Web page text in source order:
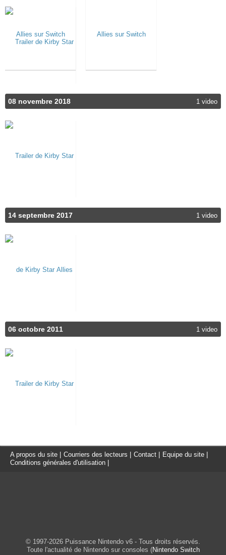
08 novembre 2018 1 video
14 septembre 2017 1 video
06 octobre 2011 1 video
A propos du site Courriers des lecteurs Contact Equipe du site
Conditions générales d'utilisation
© 1997-2026 Puissance Nintendo v6 - Tous droits réservés.
Toute l'actualité de Nintendo sur consoles (Nintendo Switch